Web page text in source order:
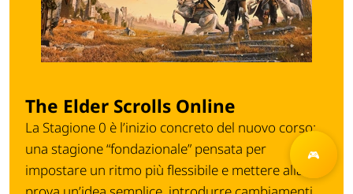
The Elder Scrolls Online
La Stagione 0 è l’inizio concreto del nuovo corso:
una stagione “fondazionale” pensata per